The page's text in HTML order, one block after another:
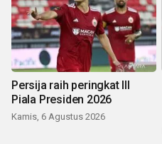
Persija raih peringkat III
Piala Presiden 2026
Kamis, 6 Agustus 2026